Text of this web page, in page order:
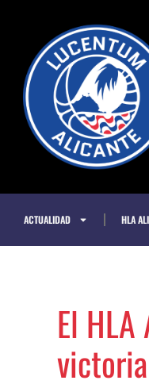
contenido
ACTUALIDAD HLA
El